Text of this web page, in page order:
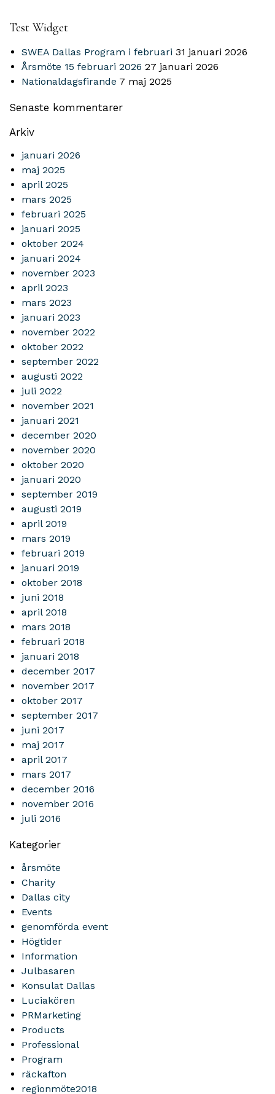
Test Widget
SWEA Dallas Program i februari 31 januari 2026
Årsmöte 15 februari 2026 27 januari 2026
Nationaldagsfirande 7 maj 2025
Senaste kommentarer
Arkiv
januari 2026
maj 2025
april 2025
mars 2025
februari 2025
januari 2025
oktober 2024
januari 2024
november 2023
april 2023
mars 2023
januari 2023
november 2022
oktober 2022
september 2022
augusti 2022
juli 2022
november 2021
januari 2021
december 2020
november 2020
oktober 2020
januari 2020
september 2019
augusti 2019
april 2019
mars 2019
februari 2019
januari 2019
oktober 2018
juni 2018
april 2018
mars 2018
februari 2018
januari 2018
december 2017
november 2017
oktober 2017
september 2017
juni 2017
maj 2017
april 2017
mars 2017
december 2016
november 2016
juli 2016
Kategorier
årsmöte
Charity
Dallas city
Events
genomförda event
Högtider
Information
Julbasaren
Konsulat Dallas
Luciakören
PRMarketing
Products
Professional
Program
räckafton
regionmöte2018